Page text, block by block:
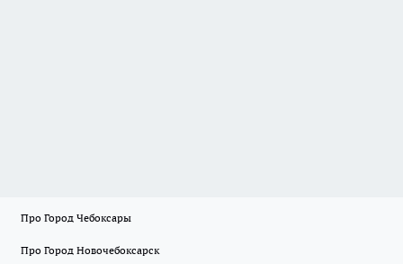
Про Город Чебоксары
Про Город Новочебоксарск